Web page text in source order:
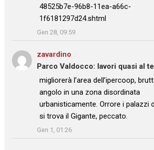
48525b7e-96b8-11ea-a66c-
1f6181297d24.shtml
Gen 28, 09:59
zavardino
Parco Valdocco: lavori quasi al
: “
migliorerà l’area dell’ipercoop,
angolo in una zona disordinata
urbanisticamente. Orrore i palazzi
si trova il Gigante, peccato.
”
Gen 1, 01:26